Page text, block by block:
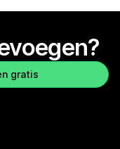
gratis